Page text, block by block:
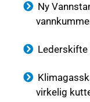
Ny
Lederskifte
virkelig